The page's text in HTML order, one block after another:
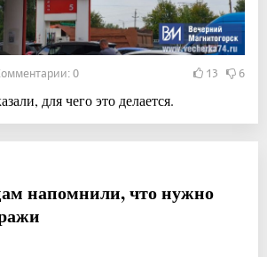
0 13 6
для чего это делается.
напомнили, что нужно